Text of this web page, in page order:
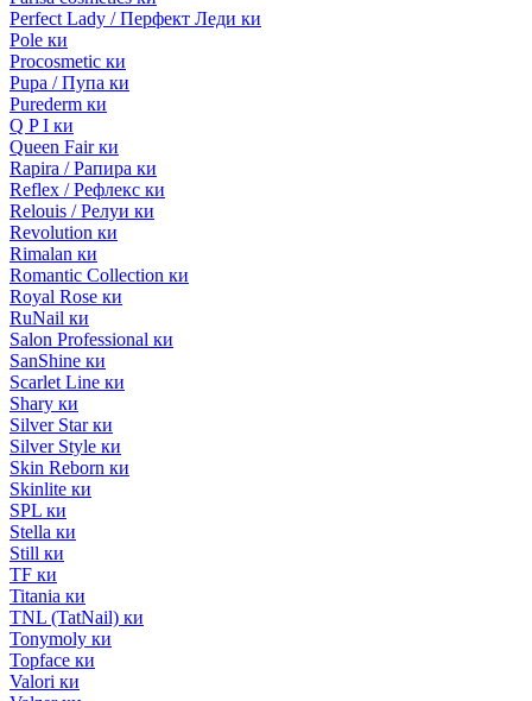
Perfect Lady / Перфект Леди ки
Pole ки
Procosmetic ки
Pupa / Пупа ки
Purederm ки
Q P I ки
Queen Fair ки
Rapira / Рапира ки
Reflex / Рефлекс ки
Relouis / Релуи ки
Revolution ки
Rimalan ки
Romantic Collection ки
Royal Rose ки
RuNail ки
Salon Professional ки
SanShine ки
Scarlet Line ки
Shary ки
Silver Star ки
Silver Style ки
Skin Reborn ки
Skinlite ки
SPL ки
Stella ки
Still ки
TF ки
Titania ки
TNL (TatNail) ки
Tonymoly ки
Topface ки
Valori ки